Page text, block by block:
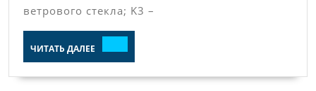
ветрового стекла; K3 –
ЧИТАТЬ ДАЛЕЕ ДАЛЕЕ